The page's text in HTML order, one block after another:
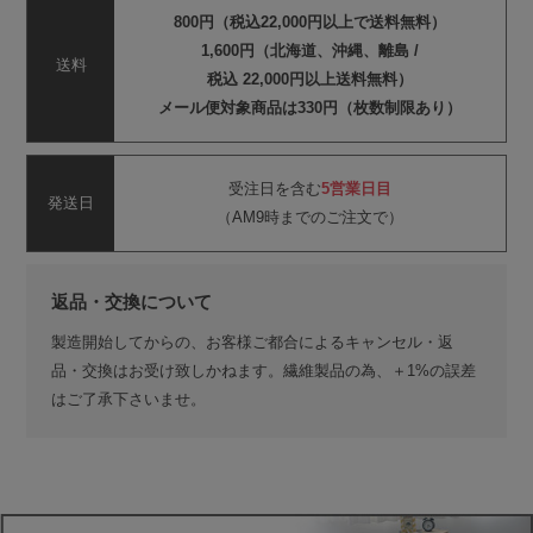
送料
800円（税込22,000円以上で送料無料）
1,600円（北海道、沖縄、離島 /
税込 22,000円以上送料無料）
メール便対象商品は330円（枚数制限あり）
発送日
受注日を含む5営業日目
（AM9時までのご注文で）
返品・交換について
製造開始してからの、お客様ご都合によるキャンセル・返
品・交換はお受け致しかねます。繊維製品の為、＋1%の誤差
はご了承下さいませ。